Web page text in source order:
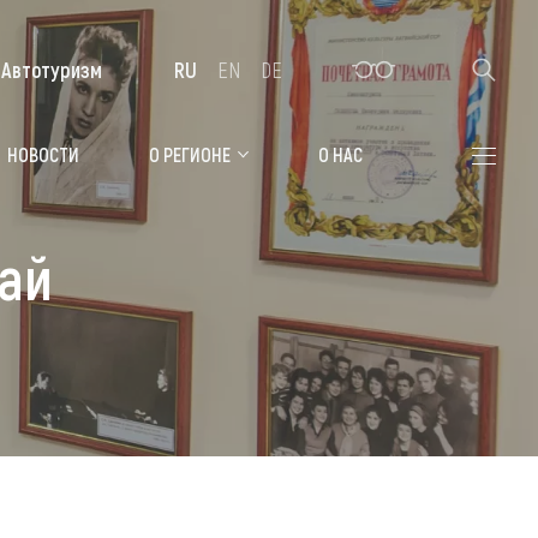
Алтайская зимовка
Где остановиться
Гостиницы, отели
Коттеджи, базы
Сельские усадьбы
Мотели, придорожные отели
НОВОСТИ О РЕГИОНЕ О НАС
Автотуризм RU EN DE